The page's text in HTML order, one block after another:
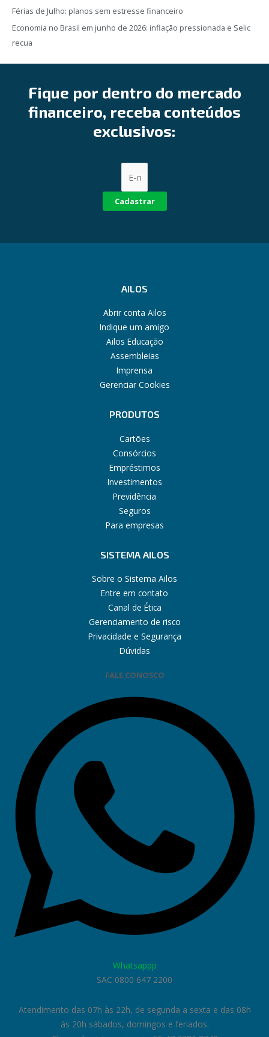
Férias de Julho: planos sem estresse financeiro
Economia no Brasil em junho de 2026: inflação pressionada e Selic
recua
Fique por dentro do mercado
financeiro, receba conteúdos
exclusivos:
Cadastrar
AILOS
Abrir conta Ailos
Indique um amigo
Ailos Educação
Assembleias
Imprensa
Gerenciar Cookies
PRODUTOS
Cartões
Consórcios
Empréstimos
Investimentos
Previdência
Seguros
Para empresas
SISTEMA AILOS
Sobre o Sistema Ailos
Entre em contato
Canal de Ética
Gerenciamento de risco
Privacidade e Segurança
Dúvidas
FALE CONOSCO
Whatsappp
SAC 0800 647 2200
Atendimento das 07h às 22h, de segunda a sexta e das 08h
às 20h sábados, domingos e feriados.